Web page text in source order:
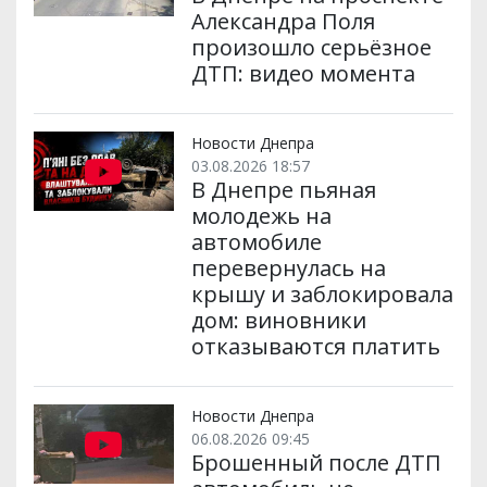
Александра Поля
произошло серьёзное
ДТП: видео момента
Новости Днепра
03.08.2026 18:57
В Днепре пьяная
молодежь на
автомобиле
перевернулась на
крышу и заблокировала
дом: виновники
отказываются платить
Новости Днепра
06.08.2026 09:45
Брошенный после ДТП